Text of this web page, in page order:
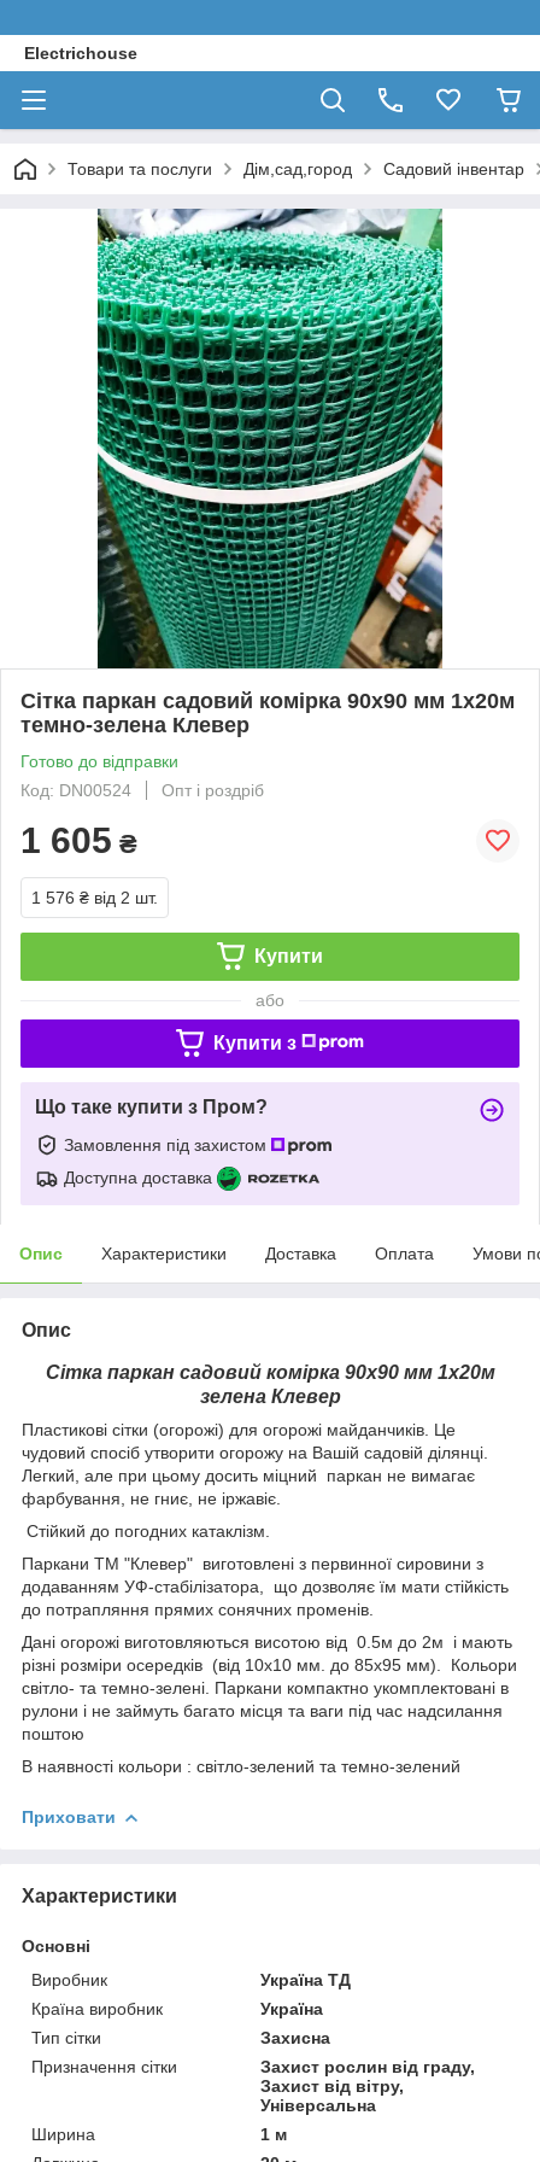
Electrichouse
Товари та послуги Дім,сад,город Садовий інвентар
Сітка паркан садовий комірка 90х90 мм 1х20м
темно-зелена Клевер
Готово до відправки
Код: DN00524
Опт і роздріб
1 605 ₴
1 576 ₴ від 2 шт.
Купити
або
Купити з
Що таке купити з Пром?
Замовлення під захистом
Доступна доставка
Опис Характеристики Доставка Оплата Умови
Опис
Сітка паркан садовий комірка 90х90 мм 1х20м
зелена Клевер
Пластикові сітки (огорожі) для огорожі майданчиків. Це
чудовий спосіб утворити огорожу на Вашій садовій ділянці.
Легкий, але при цьому досить міцний паркан не вимагає
фарбування, не гниє, не іржавіє.
Стійкий до погодних катаклізм.
Паркани ТМ "Клевер" виготовлені з первинної сировини з
додаванням УФ-стабілізатора, що дозволяє їм мати стійкість
до потрапляння прямих сонячних променів.
Дані огорожі виготовляються висотою від 0.5м до 2м і мають
різні розміри осередків (від 10х10 мм. до 85х95 мм). Кольори
світло- та темно-зелені. Паркани компактно укомплектовані в
рулони і не займуть багато місця та ваги під час надсилання
поштою
В наявності кольори : світло-зелений та темно-зелений
Приховати
Характеристики
Основні
Виробник
Україна ТД
Країна виробник
Україна
Тип сітки
Захисна
Призначення сітки
Захист рослин від граду,
Захист від вітру,
Універсальна
Ширина
1 м